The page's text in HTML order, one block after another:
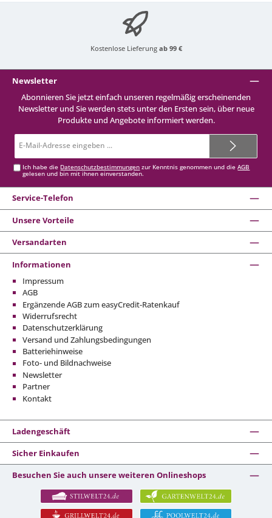
Kostenlose Lieferung ab 99 €
Newsletter
Abonnieren Sie jetzt einfach unseren regelmäßig erscheinenden
Newsletter und Sie werden stets unter den Ersten sein, über neue
Produkte und Angebote informiert werden.
Mail-
Ich habe die Datenschutzbestimmungen zur Kenntnis genommen und dieAGB
gelesen und bin mit ihnen einverstanden.
Service-Telefon
Unsere Vorteile
Versandarten
Informationen
Impressum
AGB
Ergänzende AGB zum easyCredit-Ratenkauf
Widerrufsrecht
Datenschutzerklärung
Versand und Zahlungsbedingungen
Batteriehinweise
Foto- und Bildnachweise
Newsletter
Partner
Kontakt
Ladengeschäft
Sicher Einkaufen
Besuchen Sie auch unsere weiteren Onlineshops